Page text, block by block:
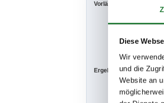
Diese
Wir
und die
Website an
Vorläufige Zeitenteilung:
Ergebnisse: